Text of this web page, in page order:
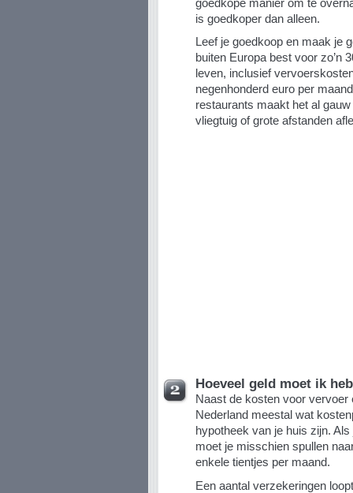
goedkope manier om te
is goedkoper dan alleen.
Leef je goedkoop en maak je
buiten Europa best voor zo’n
leven, inclusief
negenhonderd euro per
restaurants maakt het al
vliegtuig of grote afstanden
Hoeveel geld moet ik
Naast de kosten voor vervoer
Nederland meestal wat
hypotheek van je huis zijn.
moet je misschien spullen
enkele tientjes per maand.
Een aantal verzekeringen